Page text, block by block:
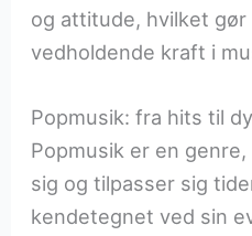
og attitude, hvilket
vedholdende kraft i
Popmusik: fra hits til
Popmusik er en
sig og tilpasser sig
kendetegnet ved sin